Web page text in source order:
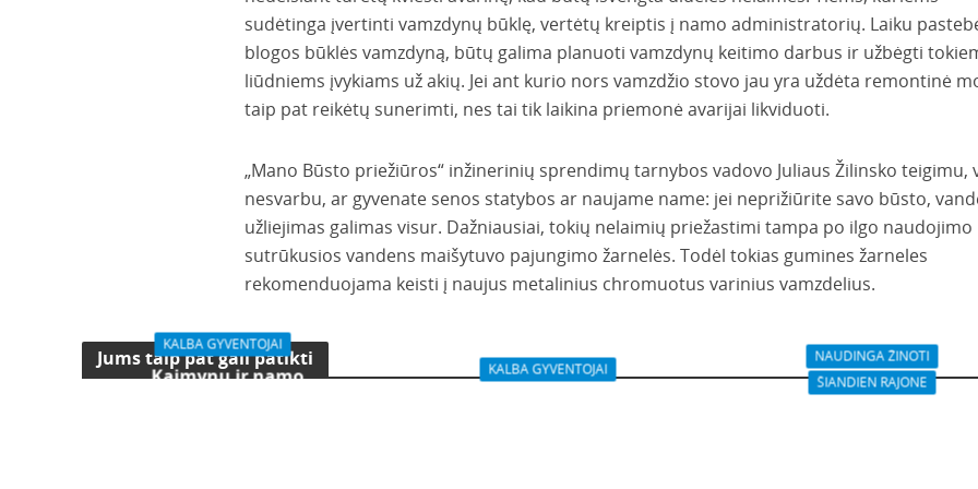
sudėtinga įvertinti vamzdynų būklę, vertėtų kreiptis į namo administratorių. Laiku
blogos būklės vamzdyną, būtų galima planuoti vamzdynų keitimo darbus ir užbėgti
liūdniems įvykiams už akių. Jei ant kurio nors vamzdžio stovo jau yra uždėta remontinė
taip pat reikėtų sunerimti, nes tai tik laikina priemonė avarijai likviduoti.
„Mano Būsto priežiūros“ inžinerinių sprendimų tarnybos vadovo Juliaus Žilinsko teigimu,
nesvarbu, ar gyvenate senos statybos ar naujame name: jei neprižiūrite savo būsto,
užliejimas galimas visur. Dažniausiai, tokių nelaimių priežastimi tampa po ilgo naudojimo
sutrūkusios vandens maišytuvo pajungimo žarnelės. Todėl tokias gumines žarneles
rekomenduojama keisti į naujus metalinius chromuotus varinius vamzdelius.
Jums taip pat gali patikti
KALBA GYVENTOJAI
Kaimynų ir namo
KALBA GYVENTOJAI
NAUDINGA ŽINOTI
ŠIANDIEN RAJONE